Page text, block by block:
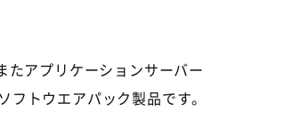
アプリケーションサーバー
トウエアパック製品です。